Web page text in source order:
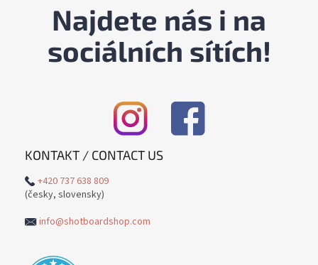
Najdete nás i na
sociálních sítích!
KONTAKT / CONTACT US
+420 737 638 809
(česky, slovensky)
info@shotboardshop.com